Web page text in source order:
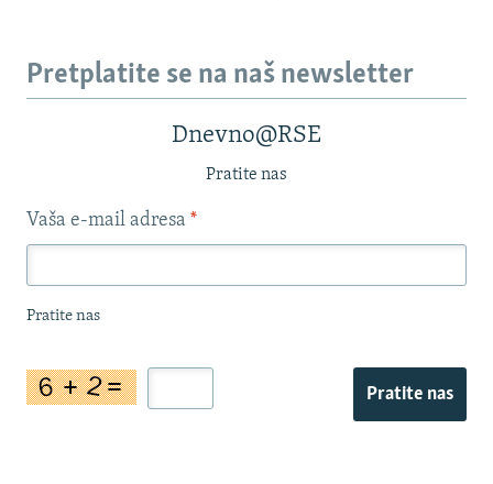
Pretplatite se na naš newsletter
Dnevno@RSE
Pratite nas
Vaša e-mail adresa *
Pratite nas
Pratite nas